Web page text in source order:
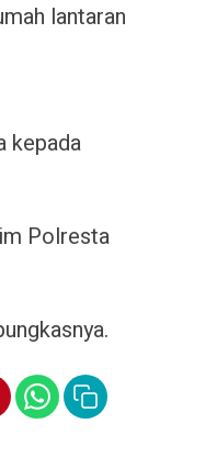
lantaran
kepada
Polresta